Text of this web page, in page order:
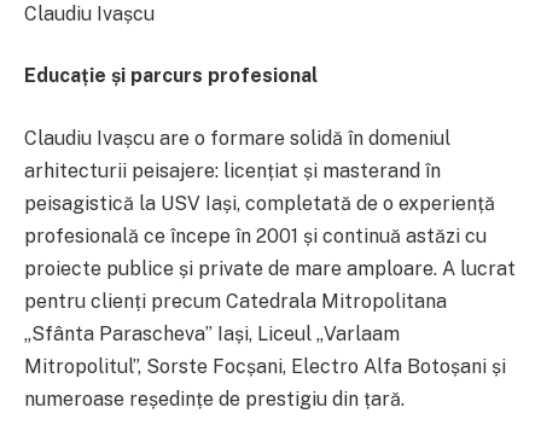
Claudiu Ivașcu
Educație și parcurs profesional
Claudiu Ivașcu are o formare solidă în domeniul
arhitecturii peisajere: licențiat și masterand în
peisagistică la USV Iași, completată de o experiență
profesională ce începe în 2001 și continuă astăzi cu
proiecte publice și private de mare amploare. A lucrat
pentru clienți precum Catedrala Mitropolitana
„Sfânta Parascheva” Iași, Liceul „Varlaam
Mitropolitul”, Sorste Focșani, Electro Alfa Botoșani și
numeroase reședințe de prestigiu din țară.